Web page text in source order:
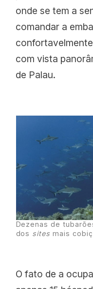
onde se tem a
comandar a
com vista
de Palau.
Dezenas de
dos sites mais
O fato de a